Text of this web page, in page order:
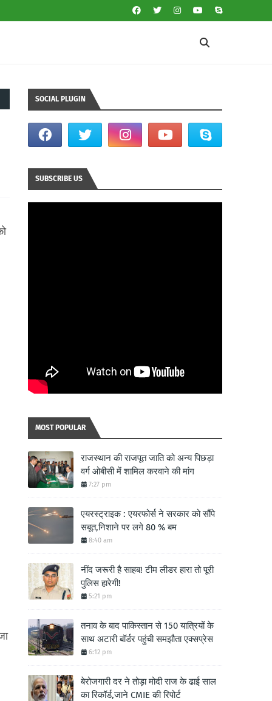
SOCIAL PLUGIN
SUBSCRIBE US
MOST POPULAR
राजस्थान की राजपूत जाति को अन्य पिछड़ा
वर्ग ओबीसी में शामिल करवाने की मांग
7:27 pm
एयरस्ट्राइक : एयरफोर्स ने सरकार को सौंपे
सबूत,निशाने पर लगे 80 % बम
8:40 am
नींद जरूरी है साहब! टीम लीडर हारा तो पूरी
पुलिस हारेगी!
5:21 pm
तनाव के बाद पाकिस्तान से 150 यात्रियों के
साथ अटारी बॉर्डर पहुंची समझौता एक्सप्रेस
6:12 pm
बेरोजगारी दर ने तोड़ा मोदी राज के ढाई साल
का रिकॉर्ड,जाने CMIE की रिपोर्ट